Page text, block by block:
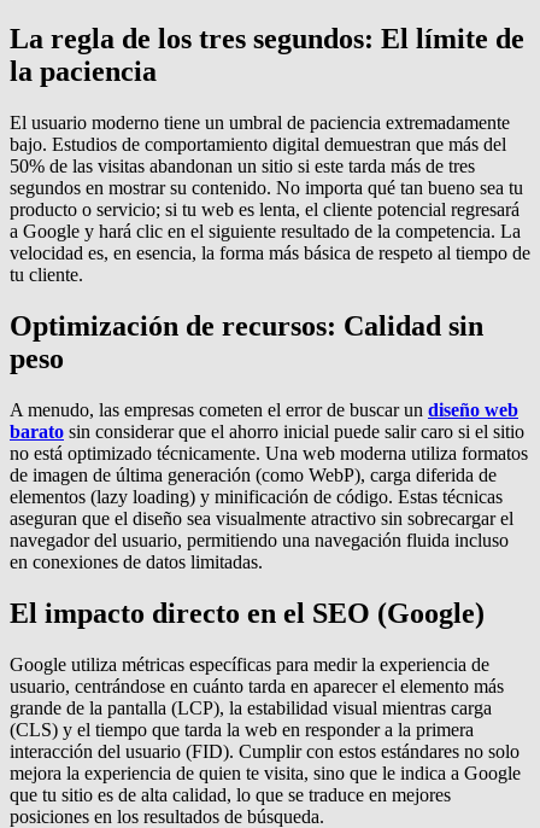
La regla de los tres segundos: El límite de
la paciencia
El usuario moderno tiene un umbral de paciencia extremadamente
bajo. Estudios de comportamiento digital demuestran que más del
50% de las visitas abandonan un sitio si este tarda más de tres
segundos en mostrar su contenido. No importa qué tan bueno sea tu
producto o servicio; si tu web es lenta, el cliente potencial regresará
a Google y hará clic en el siguiente resultado de la competencia. La
velocidad es, en esencia, la forma más básica de respeto al tiempo de
tu cliente.
Optimización de recursos: Calidad sin
peso
A menudo, las empresas cometen el error de buscar un diseño web
barato sin considerar que el ahorro inicial puede salir caro si el sitio
no está optimizado técnicamente. Una web moderna utiliza formatos
de imagen de última generación (como WebP), carga diferida de
elementos (lazy loading) y minificación de código. Estas técnicas
aseguran que el diseño sea visualmente atractivo sin sobrecargar el
navegador del usuario, permitiendo una navegación fluida incluso
en conexiones de datos limitadas.
El impacto directo en el SEO (Google)
Google utiliza métricas específicas para medir la experiencia de
usuario, centrándose en cuánto tarda en aparecer el elemento más
grande de la pantalla (LCP), la estabilidad visual mientras carga
(CLS) y el tiempo que tarda la web en responder a la primera
interacción del usuario (FID). Cumplir con estos estándares no solo
mejora la experiencia de quien te visita, sino que le indica a Google
que tu sitio es de alta calidad, lo que se traduce en mejores
posiciones en los resultados de búsqueda.